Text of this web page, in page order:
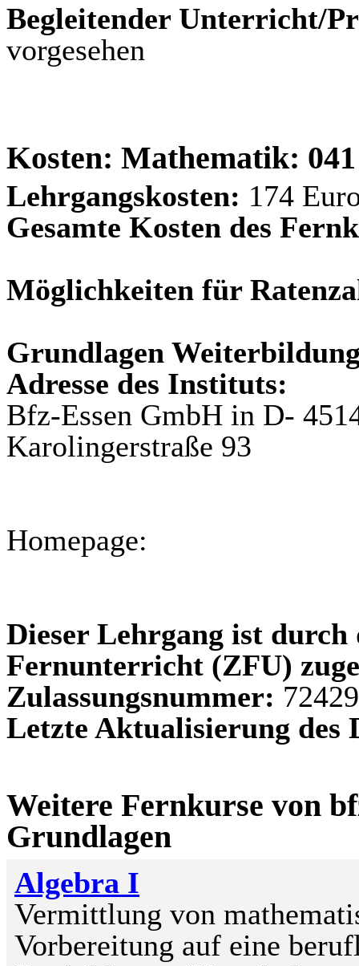
Begleitender Unterricht/
vorgesehen
Kosten: Mathematik:
Lehrgangskosten: 174
Gesamte Kosten des
Möglichkeiten für
Grundlagen
Adresse des Instituts:
Bfz-Essen GmbH in D-
Karolingerstraße 93
Homepage:
Dieser Lehrgang ist
Fernunterricht (ZFU)
Zulassungsnummer:
Letzte Aktualisierung des
Weitere Fernkurse von
Grundlagen
Algebra I
Vermittlung von
Vorbereitung auf eine